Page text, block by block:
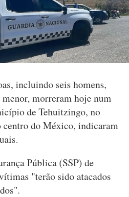
incluindo seis homens,
morreram hoje num
de Tehuitzingo, no
centro do México, indicaram
Pública (SSP) de
"terão sido atacados